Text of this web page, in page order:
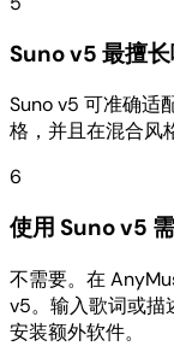
Suno v5 最擅
Suno v5 可准确适
格，并且在混合风
6
使用 Suno v5
不需要。在
v5。输入歌词或描
安装额外软件。